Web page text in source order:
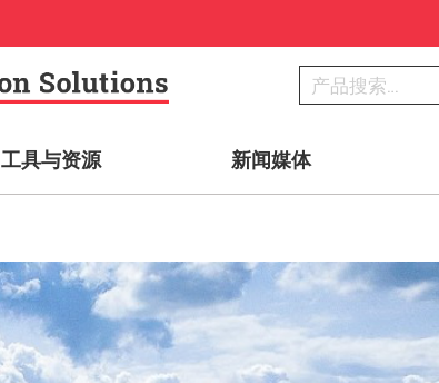
工具与资源 新闻媒体